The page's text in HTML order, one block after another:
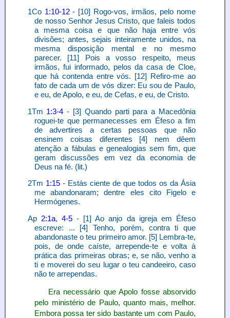
1Co 1:10-12- [10] Rogo-vos, irmãos, pelo nome
de nosso Senhor Jesus Cristo, que faleis todos
a mesma coisa e que não haja entre vós
divisões; antes, sejais inteiramente unidos, na
mesma disposição mental e no mesmo
parecer. [11] Pois a vosso respeito, meus
irmãos, fui informado, pelos da casa de Cloe,
que há contenda entre vós. [12] Refiro-me ao
fato de cada um de vós dizer: Eu sou de Paulo,
e eu, de Apolo, e eu, de Cefas, e eu, de Cristo.
1Tm 1:3-4 - [3] Quando parti para a Macedônia
roguei-te que permanecesses em Éfeso a fim
de advertires a certas pessoas que não
ensinem coisas diferentes [4] nem dêem
atenção a fábulas e genealogias sem fim, que
geram discussões em vez da economia de
Deus na fé. (lit.)
2Tm 1:15- Estás ciente de que todos os da Ásia
me abandonaram; dentre eles cito Figelo e
Hermógenes.
Ap 2:1a, 4-5- [1] Ao anjo da igreja em Éfeso
escreve: ... [4] Tenho, porém, contra ti que
abandonaste o teu primeiro amor. [5] Lembra-te,
pois, de onde caíste, arrepende-te e volta à
prática das primeiras obras; e, se não, venho a
ti e moverei do seu lugar o teu candeeiro, caso
não te arrependas.
Era necessário que Apolo fosse absorvido
pelo ministério de Paulo, quanto mais, melhor.
Embora possa ter sido bastante um com Paulo,